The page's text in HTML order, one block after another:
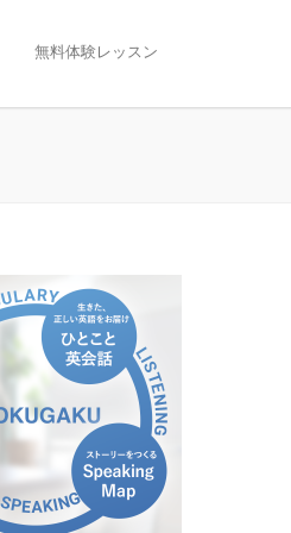
無料体験レッスン